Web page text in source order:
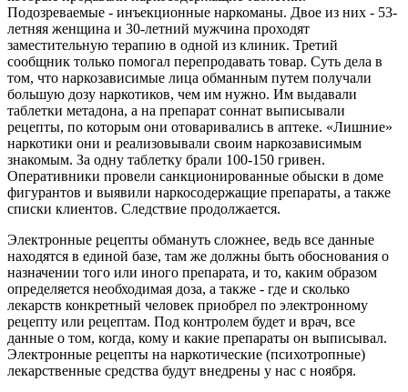
Подозреваемые - инъекционные наркоманы. Двое из них - 53-
летняя женщина и 30-летний мужчина проходят
заместительную терапию в одной из клиник. Третий
сообщник только помогал перепродавать товар. Суть дела в
том, что наркозависимые лица обманным путем получали
большую дозу наркотиков, чем им нужно. Им выдавали
таблетки метадона, а на препарат соннат выписывали
рецепты, по которым они отоваривались в аптеке. «Лишние»
наркотики они и реализовывали своим наркозависимым
знакомым. За одну таблетку брали 100-150 гривен.
Оперативники провели санкционированные обыски в доме
фигурантов и выявили наркосодержащие препараты, а также
списки клиентов. Следствие продолжается.
Электронные рецепты обмануть сложнее, ведь все данные
находятся в единой базе, там же должны быть обоснования о
назначении того или иного препарата, и то, каким образом
определяется необходимая доза, а также - где и сколько
лекарств конкретный человек приобрел по электронному
рецепту или рецептам. Под контролем будет и врач, все
данные о том, когда, кому и какие препараты он выписывал.
Электронные рецепты на наркотические (психотропные)
лекарственные средства будут внедрены у нас с ноября.